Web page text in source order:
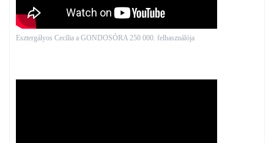
Esztergályos Cecília a GONDOSÓRA 250 000. felhasználója